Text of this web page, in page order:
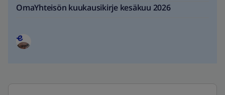
OmaYhteisön kuukausikirje kesäkuu 2026